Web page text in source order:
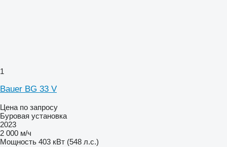
1
Bauer BG 33 V
Цена по запросу
Буровая установка
2023
2 000 м/ч
Мощность 403 кВт (548 л.с.)